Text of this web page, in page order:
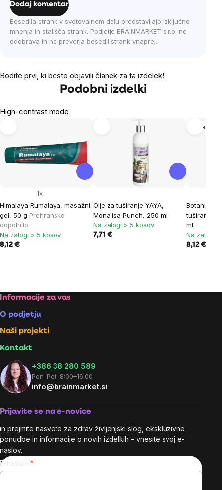
Dodaj komentar
Besedila strank v svetovalnem delu predstavljajo izključno
mnenja in stališča strank. Podjetje BRAINMARKET s.r.o. ne
odobrava in ne preverja besedil strank vnaprej.
Bodite prvi, ki boste objavili članek za ta izdelek!
Podobni izdelki
High-contrast mode
Himalaya Rumalaya, masažni
gel, 50 g Prehransko
dopolnilo
1x
Na zalogi > 5 kosov
8,12 €
Olje za tuširanje YAYA,
Monalisa Punch, 250 ml
Na zalogi > 5 kosov
7,71 €
Koža in
Botanica
tuširanje 9
ml
Na zalogi
8,12 €
Footer
Informacije za vas
O podjetju
Naši projekti
Kontakt
+386 38 280 589
Pon-Pet: 8:00–16:00
info@brainmarket.si
Prijavite se na e-novice
in prejmite nasvete za zdrav življenjski slog, ekskluzivne
ponudbe in informacije o novih izdelkih – vnesite svoj e-
naslov.
E-naslov